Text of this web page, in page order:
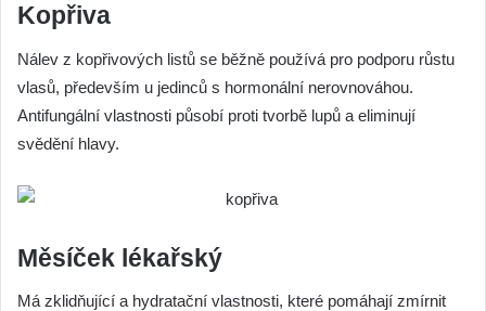
Kopřiva
Nálev z kopřivových listů se běžně používá pro podporu růstu
vlasů, především u jedinců s hormonální nerovnováhou.
Antifungální vlastnosti působí proti tvorbě lupů a eliminují
svědění hlavy.
Měsíček lékařský
Má zklidňující a hydratační vlastnosti, které pomáhají zmírnit